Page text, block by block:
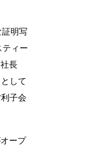
明写
ティー
長
して
子会
ープ